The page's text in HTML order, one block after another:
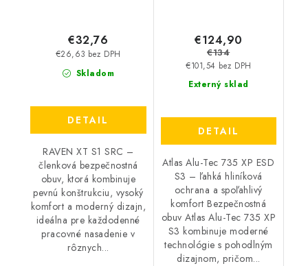
Skladom
€26,63 bez DPH
€32,76
DETAIL
RAVEN XT S1 SRC –
členková bezpečnostná
obuv, ktorá kombinuje
pevnú konštrukciu, vysoký
komfort a moderný dizajn,
ideálna pre každodenné
pracovné nasadenie v
rôznych...
Externý sklad
€101,54 bez DPH
€124,90
€134
DETAIL
Atlas Alu-Tec 735 XP ESD
S3 – ľahká hliníková
ochrana a spoľahlivý
komfort Bezpečnostná
obuv Atlas Alu-Tec 735 XP
S3 kombinuje moderné
technológie s pohodlným
dizajnom, pričom...